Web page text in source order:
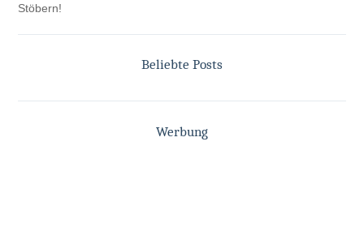
Stöbern!
Beliebte Posts
Werbung